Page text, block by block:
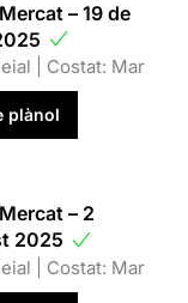
– 19 de
| Costat: Mar
plànol
– 2
2025
| Costat: Mar